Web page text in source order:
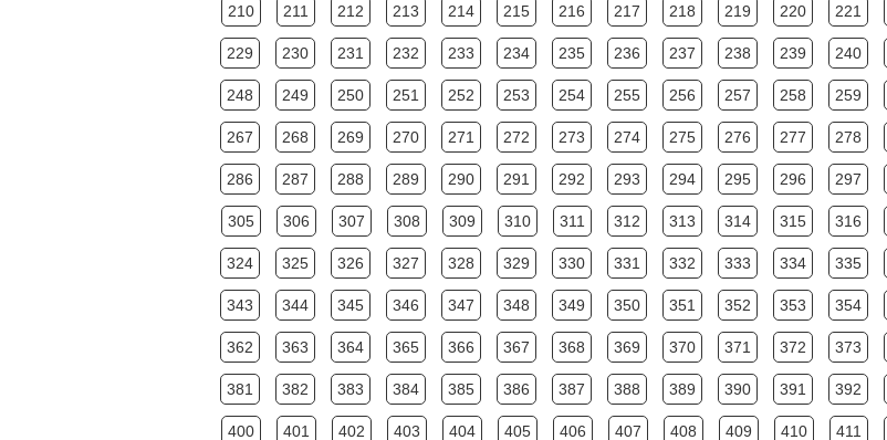
210 211 212 213 214 215 216 217 218 219 220 221
229 230 231 232 233 234 235 236 237 238 239 240
248 249 250 251 252 253 254 255 256 257 258 259
267 268 269 270 271 272 273 274 275 276 277 278
286 287 288 289 290 291 292 293 294 295 296 297
305 306 307 308 309 310 311 312 313 314 315 316
324 325 326 327 328 329 330 331 332 333 334 335
343 344 345 346 347 348 349 350 351 352 353 354
362 363 364 365 366 367 368 369 370 371 372 373
381 382 383 384 385 386 387 388 389 390 391 392
400 401 402 403 404 405 406 407 408 409 410 411